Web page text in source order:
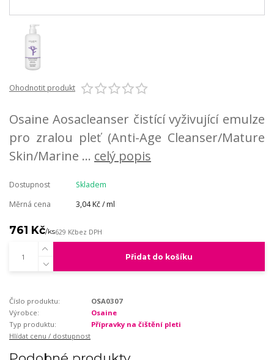
Ohodnotit produkt
Osaine Aosacleanser čistící vyživující emulze
pro zralou pleť (Anti-Age Cleanser/Mature
Skin/Marine ... celý popis
Dostupnost
Skladem
Měrná cena
3,04 Kč / ml
761 Kč/ks629 Kčbez DPH
Přidat do košíku
Číslo produktu:
OSA0307
Výrobce:
Osaine
Typ produktu:
Přípravky na čištění pleti
Hlídat cenu / dostupnost